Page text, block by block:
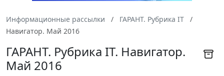
Информационные рассылки
ГАРАНТ. Рубрика IT
Навигатор. Май 2016
ГАРАНТ. Рубрика IT. Навигатор.
Май 2016